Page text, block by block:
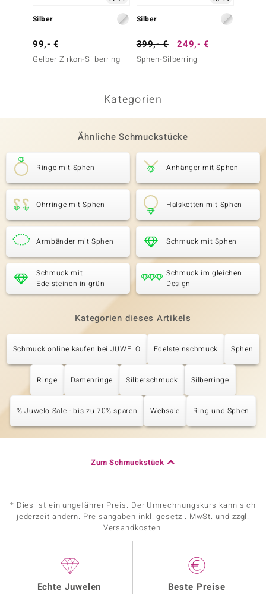
Silber
99,- €
Gelber Zirkon-Silberring
Silber
399,- € 249,- €
Sphen-Silberring
Kategorien
Ähnliche Schmuckstücke
Ringe mit Sphen Anhänger mit Sphen
Ohrringe mit Sphen Halsketten mit Sphen
Armbänder mit Sphen Schmuck mit Sphen
Schmuck mit
Edelsteinen in grün
Schmuck im gleichen
Design
Kategorien dieses Artikels
Schmuck online kaufen bei JUWELO Edelsteinschmuck Sphen
Ringe Damenringe Silberschmuck Silberringe
% Juwelo Sale - bis zu 70% sparen Websale Ring und Sphen
Zum Schmuckstück
* Dies ist ein ungefährer Preis. Der Umrechnungskurs kann sich
jederzeit ändern. Preisangaben inkl. gesetzl. MwSt. und zzgl.
Versandkosten.
Echte Juwelen Beste Preise